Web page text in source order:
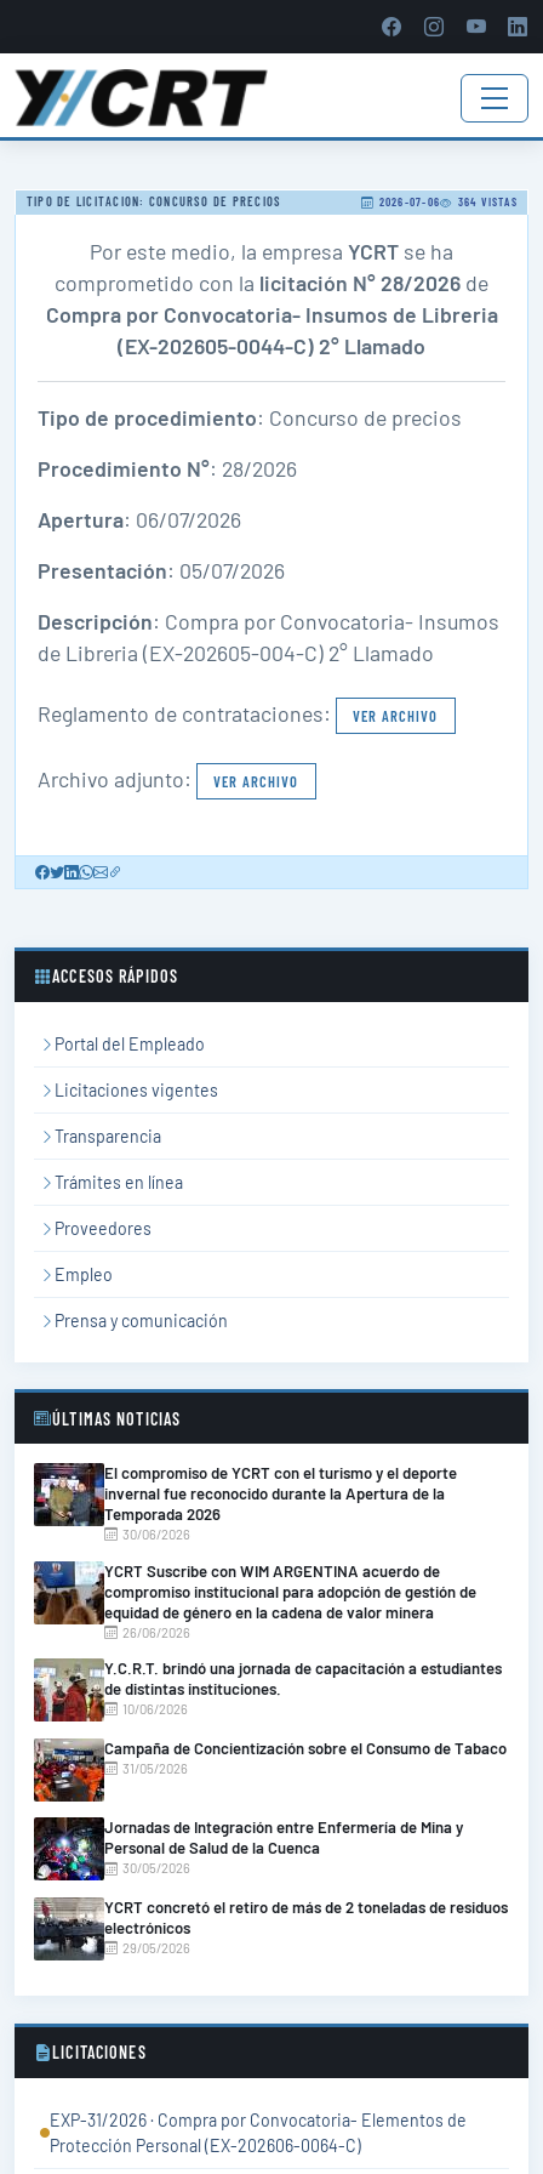
TIPO DE LICITACION: CONCURSO DE PRECIOS 2026-07-06 364 VISTAS
Por este medio, la empresa YCRT se ha
comprometido con la licitación N° 28/2026 de
Compra por Convocatoria- Insumos de Libreria
(EX-202605-0044-C) 2° Llamado
Tipo de procedimiento: Concurso de precios
Procedimiento N°: 28/2026
Apertura: 06/07/2026
Presentación: 05/07/2026
Descripción: Compra por Convocatoria- Insumos
de Libreria (EX-202605-004-C) 2° Llamado
Reglamento de contrataciones: VER ARCHIVO
Archivo adjunto: VER ARCHIVO
ACCESOS RÁPIDOS
Portal del Empleado
Licitaciones vigentes
Transparencia
Trámites en línea
Proveedores
Empleo
Prensa y comunicación
ÚLTIMAS NOTICIAS
El compromiso de YCRT con el turismo y el deporte
invernal fue reconocido durante la Apertura de la
Temporada 2026
30/06/2026
YCRT Suscribe con WIM ARGENTINA acuerdo de
compromiso institucional para adopción de gestión de
equidad de género en la cadena de valor minera
26/06/2026
Y.C.R.T. brindó una jornada de capacitación a estudiantes
de distintas instituciones.
10/06/2026
Campaña de Concientización sobre el Consumo de Tabaco
31/05/2026
Jornadas de Integración entre Enfermería de Mina y
Personal de Salud de la Cuenca
30/05/2026
YCRT concretó el retiro de más de 2 toneladas de residuos
electrónicos
29/05/2026
LICITACIONES
EXP-31/2026 · Compra por Convocatoria- Elementos de
Protección Personal (EX-202606-0064-C)